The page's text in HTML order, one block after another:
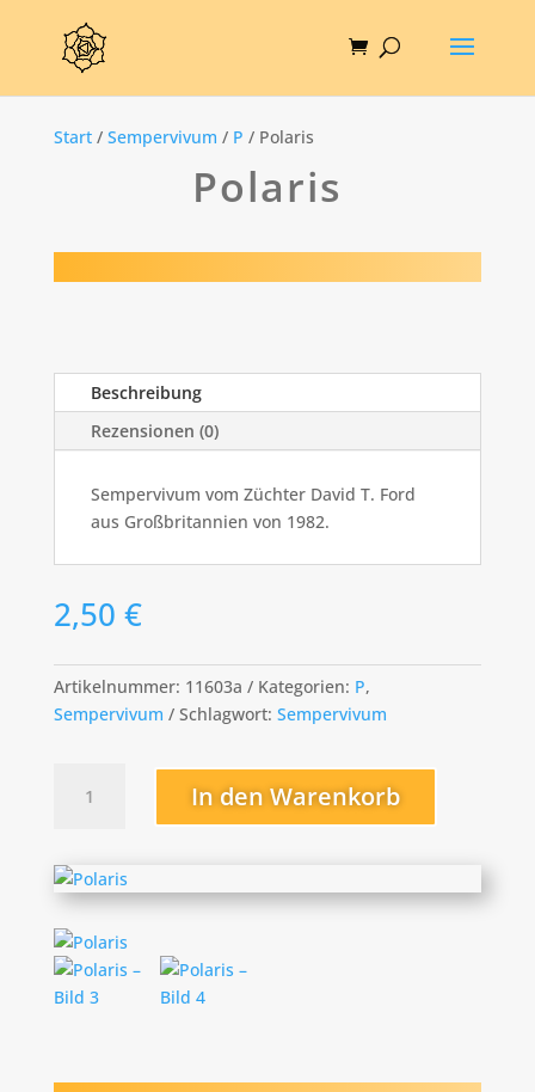
Start/ Sempervivum / P / Polaris
Polaris
Beschreibung
Rezensionen (0)
Sempervivum vom Züchter David T. Ford
aus Großbritannien von 1982.
2,50 €
Artikelnummer: 11603a Kategorien: P,
Sempervivum
Schlagwort: Sempervivum
Menge
In den Warenkorb